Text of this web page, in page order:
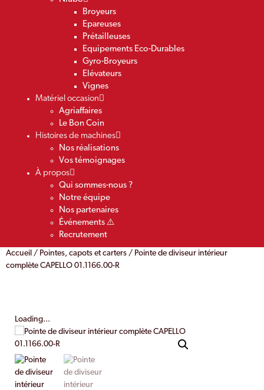
Broyeurs
Epareuses
Prétailleuses
Equipements Eco-Durables
Gyro-Broyeurs
Elévateurs
Vignes
Matériel occasion
Agriaffaires
Le Bon Coin
Histoires de machines
Nos réalisations
Vos témoignages
À propos
Qui sommes-nous ?
Notre équipe
Nos partenaires
Événements ⚠️
Recrutement
Accueil / Pointes, capots et carters / Pointe de diviseur intérieur
complète CAPELLO 01.1166.00-R
Loading...